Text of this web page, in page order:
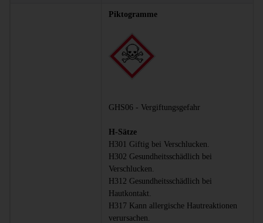
Piktogramme
GHS06 - Vergiftungsgefahr
H-Sätze
H301 Giftig bei Verschlucken.
H302 Gesundheitsschädlich bei
Verschlucken.
H312 Gesundheitsschädlich bei
Hautkontakt.
H317 Kann allergische Hautreaktionen
verursachen.